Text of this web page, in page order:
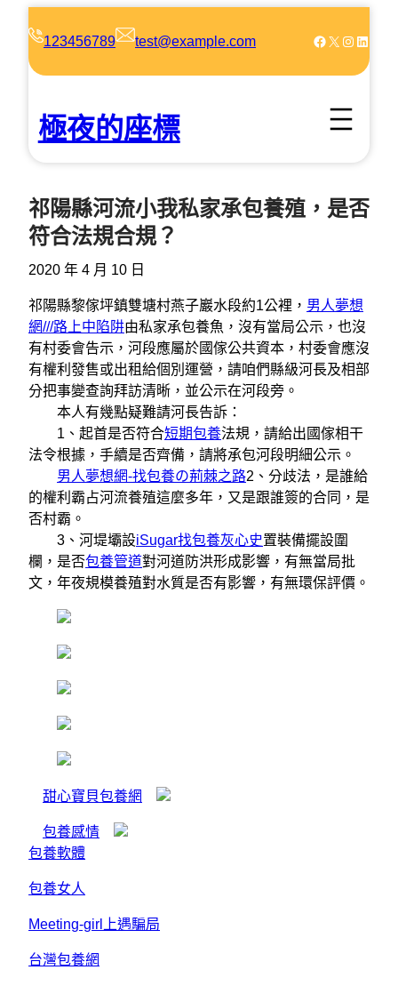
123456789 test@example.com Facebook X Instagram LinkedIn
極夜的座標
祁陽縣河流小我私家承包養殖，是否
符合法規合規？
2020 年 4 月 10 日
祁陽縣黎傢坪鎮雙塘村燕子巖水段約1公裡， 男人夢想
網///路上中陷阱由私家承包養魚，沒有當局公示，也沒
有村委會告示，河段應屬於國傢公共資本，村委會應沒
有權利發售或出租給個別運營，請咱們縣級河長及相部
分把事變查詢拜訪清晰，並公示在河段旁。
本人有幾點疑難請河長告訴：
1、起首是否符合短期包養法規，請給出國傢相干
法令根據，手續是否齊備，請將承包河段明細公示。
男人夢想網-找包養の荊棘之路2、分歧法，是誰給
的權利霸占河流養殖這麼多年，又是跟誰簽的合同，是
否村霸。
3、河堤壩設iSugar找包養灰心史置裝備擺設圍
欄，是否包養管道對河道防洪形成影響，有無當局批
文，年夜規模養殖對水質是否有影響，有無環保評價。
甜心寶貝包養網
包養感情
包養軟體
包養女人
Meeting-girl上遇騙局
台灣包養網